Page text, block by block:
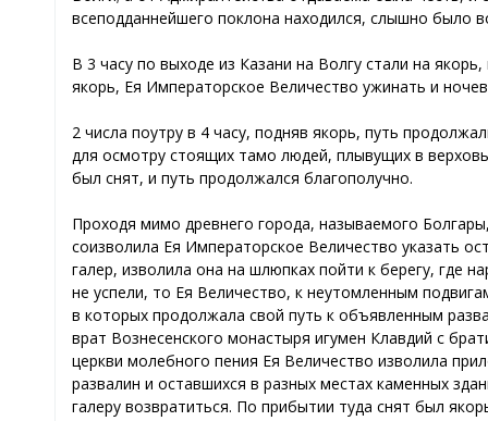
всеподданнейшего поклона находился, слышно было
В 3 часу по выходе из Казани на Волгу стали на
якорь, Ея Императорское Величество ужинать и
2 числа поутру в 4 часу, подняв якорь, путь
для осмотру стоящих тамо людей, плывущих в
был снят, и путь продолжался благополучно.
Проходя мимо древнего города, называемого
соизволила Ея Императорское Величество указать
галер, изволила она на шлюпках пойти к берегу, где
не успели, то Ея Величество, к неутомленным
в которых продолжала свой путь к объявленным
врат Вознесенского монастыря игумен Клавдий с
церкви молебного пения Ея Величество изволила
развалин и оставшихся в разных местах каменных
галеру возвратиться. По прибытии туда снят был